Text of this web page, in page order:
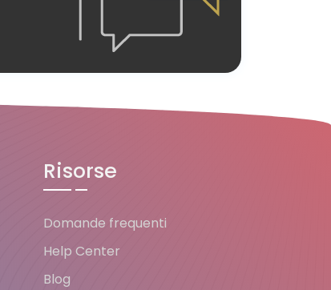
Risorse
Domande frequenti
Help Center
Blog